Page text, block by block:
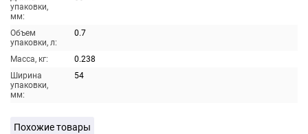
упаковки,
мм:
Объем
упаковки, л:
0.7
Масса, кг:
0.238
Ширина
упаковки,
мм:
54
Похожие товары